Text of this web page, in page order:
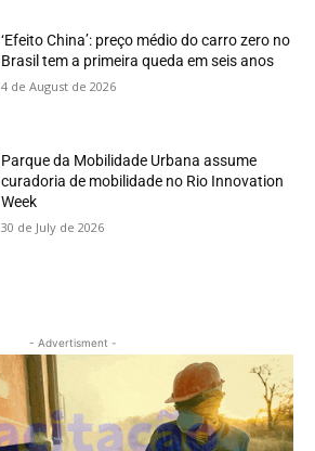
‘Efeito China’: preço médio do carro zero no
Brasil tem a primeira queda em seis anos
4 de August de 2026
Parque da Mobilidade Urbana assume
curadoria de mobilidade no Rio Innovation
Week
30 de July de 2026
- Advertisment -